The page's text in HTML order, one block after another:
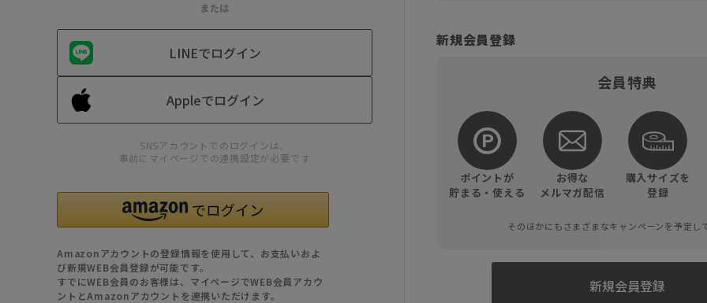
または
LINEでログイン
Appleでログイン
SNSアカウントでのログインは、
事前にマイページでの連携設定が必要です
Amazonアカウントの登録情報を使用して、お支払いおよ
び新規WEB会員登録が可能です。
すでにWEB会員のお客様は、マイページでWEB会員アカウ
ントとAmazonアカウントを連携いただけます。
新規会員登録
会員特典
ポイントが
貯まる・使える
お得な
メルマガ配信
購入サイズを
登録
そのほかにもさまざまなキャンペーンを予定し
新規会員登録